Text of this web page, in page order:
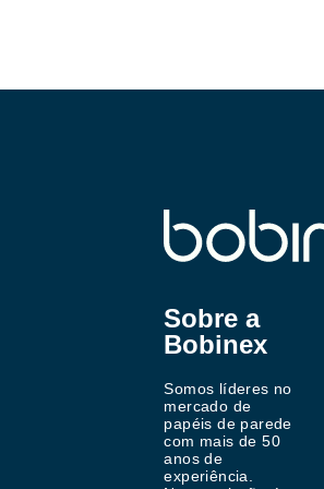
Sobre a
Bobinex
Somos líderes no
mercado de
papéis de parede
com mais de 50
anos de
experiência.